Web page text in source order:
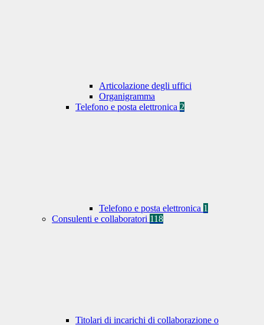
Articolazione degli uffici
Organigramma
Telefono e posta elettronica 2
Telefono e posta elettronica 1
Consulenti e collaboratori 118
Titolari di incarichi di collaborazione o